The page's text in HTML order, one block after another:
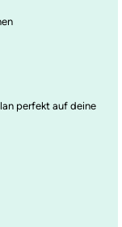
perfekt auf deine